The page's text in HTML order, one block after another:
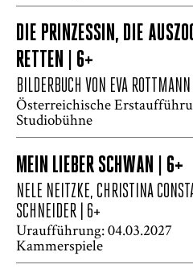
DIE PRINZESSIN, DIE
RETTEN | 6+
BILDERBUCH VON EVA ROTTMANN
Österreichische
Studiobühne
MEIN LIEBER SCHWAN | 6+
NELE NEITZKE, CHRISTINA
SCHNEIDER | 6+
Uraufführung: 04.03.2027
Kammerspiele